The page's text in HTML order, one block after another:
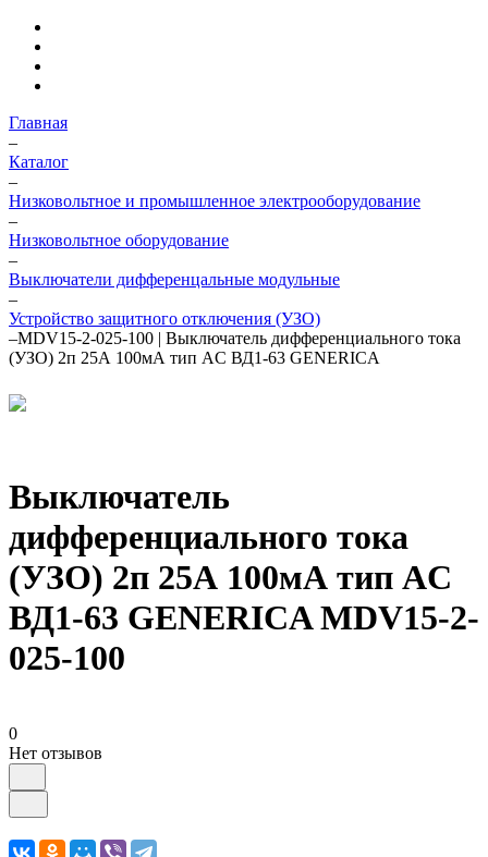
Главная
–
Каталог
–
Низковольтное и промышленное электрооборудование
–
Низковольтное оборудование
–
Выключатели дифференцальные модульные
–
Устройство защитного отключения (УЗО)
–MDV15-2-025-100 | Выключатель дифференциального тока
(УЗО) 2п 25А 100мА тип AC ВД1-63 GENERICA
Выключатель
дифференциального тока
(УЗО) 2п 25А 100мА тип AC
ВД1-63 GENERICA MDV15-2-
025-100
0
Нет отзывов